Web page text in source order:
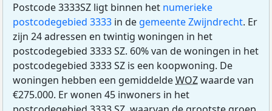
Postcode 3333SZ ligt binnen het numerieke
postcodegebied 3333 in de gemeente Zwijndrecht. Er
zijn 24 adressen en twintig woningen in het
postcodegebied 3333 SZ. 60% van de woningen in het
postcodegebied 3333 SZ is een koopwoning. De
woningen hebben een gemiddeldeWOZwaarde van
€275.000. Er wonen 45 inwoners in het